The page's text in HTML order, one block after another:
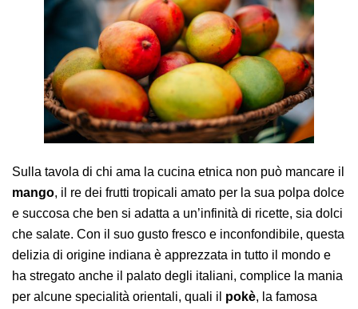
AREA AGENTI
Sulla tavola di chi ama la cucina etnica non può mancare il
mango, il re dei frutti tropicali amato per la sua polpa dolce
e succosa che ben si adatta a un’infinità di ricette, sia dolci
che salate. Con il suo gusto fresco e inconfondibile, questa
delizia di origine indiana è apprezzata in tutto il mondo e
ha stregato anche il palato degli italiani, complice la mania
per alcune specialità orientali, quali il pokè, la famosa